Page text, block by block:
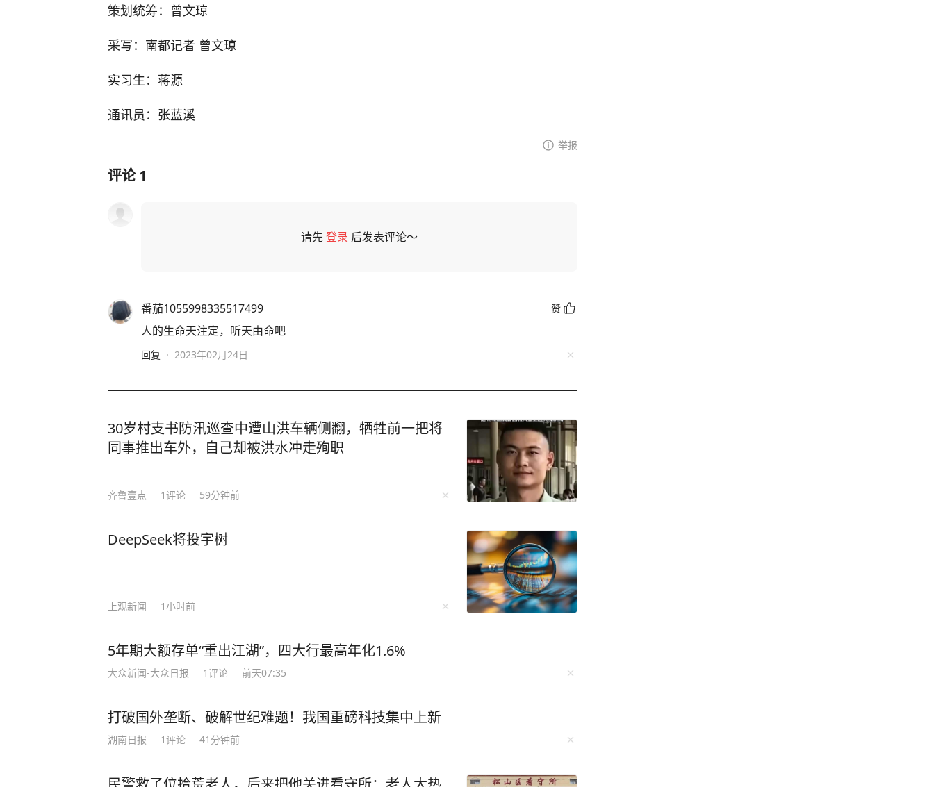
策划统筹：曾文琼
采写：南都记者 曾文琼
实习生：蒋源
通讯员：张蓝溪
举报
评论1
请先登录 后发表评论～
番茄1055998335517499 赞
人的生命天注定，听天由命吧
回复 · 2023年02月24日
30岁村支书防汛巡查中遭山洪车辆侧翻，牺牲前一把将
同事推出车外，自己却被洪水冲走殉职
齐鲁壹点 1评论 59分钟前
DeepSeek将投宇树
上观新闻 1小时前
5年期大额存单“重出江湖”，四大行最高年化1.6%
大众新闻-大众日报 1评论 前天07:35
打破国外垄断、破解世纪难题！我国重磅科技集中上新
湖南日报 1评论 41分钟前